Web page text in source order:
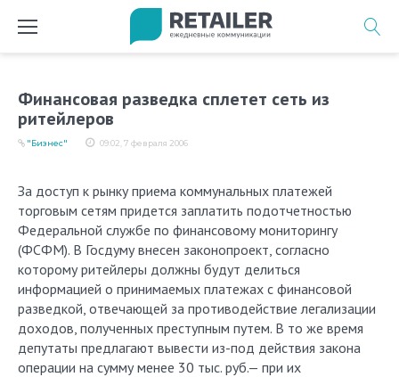
Финансовая разведка сплетет сеть из
ритейлеров
09:02, 7 февраля 2006
"Бизнес"
За доступ к рынку приема коммунальных платежей
торговым сетям придется заплатить подотчетностью
Федеральной службе по финансовому мониторингу
(ФСФМ). В Госдуму внесен законопроект, согласно
которому ритейлеры должны будут делиться
информацией о принимаемых платежах с финансовой
разведкой, отвечающей за противодействие легализации
доходов, полученных преступным путем. В то же время
депутаты предлагают вывести из-под действия закона
операции на сумму менее 30 тыс. руб.— при их